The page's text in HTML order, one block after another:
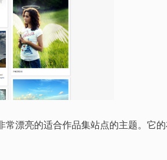
常漂亮的适合作品集站点的主题。它